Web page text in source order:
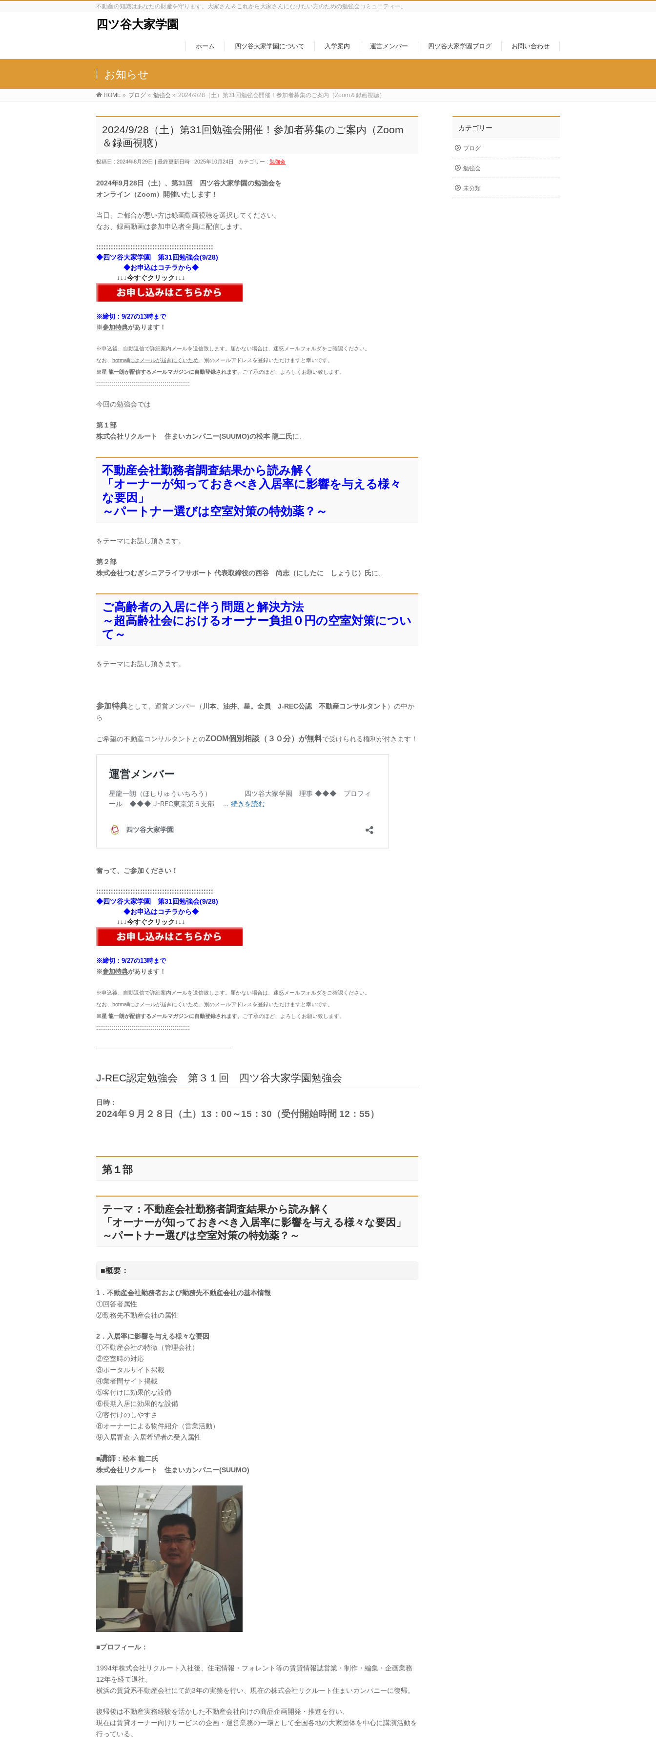
不動産の知識はあなたの財産を守ります。大家さん＆これから大家さんになりたい方のための勉強会コミュニティー。
四ツ谷大家学園
ホーム 四ツ谷大家学園について 入学案内 運営メンバー 四ツ谷大家学園ブログ お問い合わせ
お知らせ
HOME » ブログ » 勉強会 » 2024/9/28（土）第31回勉強会開催！参加者募集のご案内（Zoom＆録画視聴）
2024/9/28（土）第31回勉強会開催！参加者募集のご案内（Zoom
＆録画視聴）
投稿日 : 2024年8月29日 最終更新日時 : 2025年10月24日 カテゴリー : 勉強会
2024年9月28日（土）、第31回 四ツ谷大家学園の勉強会を
オンライン（Zoom）開催いたします！
当日、ご都合が悪い方は録画動画視聴を選択してください。
なお、録画動画は参加申込者全員に配信します。
::::::::::::::::::::::::::::::::::::::::::::::::
◆四ツ谷大家学園 第31回勉強会(9/28)
◆お申込はコチラから◆
↓↓↓今すぐクリック↓↓↓
※締切：9/27の13時まで
※参加特典があります！
※申込後、自動返信で詳細案内メールを送信致します。届かない場合は、迷惑メールフォルダをご確認ください。
なお、 hotmailにはメールが届きにくいため 、別のメールアドレスを登録いただけますと幸いです。
※星 龍一朗が配信するメールマガジンに自動登録されます。
ご了承のほど、よろしくお願い致します。
::::::::::::::::::::::::::::::::::::::::::::::::
今回の勉強会では
第１部
株式会社リクルート 住まいカンパニー(SUUMO)の松本 龍二氏に、
不動産会社勤務者調査結果から読み解く
「オーナーが知っておきべき入居率に影響を与える様々
な要因」
～パートナー選びは空室対策の特効薬？～
をテーマにお話し頂きます。
第２部
株式会社つむぎシニアライフサポート 代表取締役の西谷 尚志（にしたに しょうじ）氏に、
ご高齢者の入居に伴う問題と解決方法
～超高齢社会におけるオーナー負担０円の空室対策につい
て～
をテーマにお話し頂きます。
参加特典として、運営メンバー（ 川本、油井、星。全員 J-REC公認 不動産コンサルタント ）の中か
ら
ご希望の不動産コンサルタントとのZOOM個別相談（３０分）が無料で受けられる権利が付きます！
奮って、ご参加ください！
::::::::::::::::::::::::::::::::::::::::::::::::
◆四ツ谷大家学園 第31回勉強会(9/28)
◆お申込はコチラから◆
↓↓↓今すぐクリック↓↓↓
※締切：9/27の13時まで
※参加特典があります！
※申込後、自動返信で詳細案内メールを送信致します。届かない場合は、迷惑メールフォルダをご確認ください。
なお、 hotmailにはメールが届きにくいため 、別のメールアドレスを登録いただけますと幸いです。
※星 龍一朗が配信するメールマガジンに自動登録されます。
ご了承のほど、よろしくお願い致します。
::::::::::::::::::::::::::::::::::::::::::::::::
————————————————————
J-REC認定勉強会 第３１回 四ツ谷大家学園勉強会
日時：
2024年９月２８ 日（土）13：00～15：30（受付開始時間 12：55）
第１部
テーマ：不動産会社勤務者調査結果から読み解く
「オーナーが知っておきべき入居率に影響を与える様々な要因」
～パートナー選びは空室対策の特効薬？～
■概要：
1．不動産会社勤務者および勤務先不動産会社の基本情報
①回答者属性
②勤務先不動産会社の属性
2．入居率に影響を与える様々な要因
①不動産会社の特徴（管理会社）
②空室時の対応
③ポータルサイト掲載
④業者間サイト掲載
⑤客付けに効果的な設備
⑥長期入居に効果的な設備
⑦客付けのしやすさ
⑧オーナーによる物件紹介（営業活動）
⑨入居審査-入居希望者の受入属性
■講師 ：松本 龍二氏
株式会社リクルート 住まいカンパニー(SUUMO)
■プロフィール：
1994年株式会社リクルート入社後、住宅情報・フォレント等の賃貸情報誌営業・制作・編集・企画業務
12年を経て退社。
横浜の賃貸系不動産会社にて約3年の実務を行い、現在の株式会社リクルート住まいカンパニーに復帰。
復帰後は不動産実務経験を活かした不動産会社向けの商品企画開発・推進を行い、
現在は賃貸オーナー向けサービスの企画・運営業務の一環として全国各地の大家団体を中心に講演活動を
行っている。
カテゴリー
ブログ
勉強会
未分類